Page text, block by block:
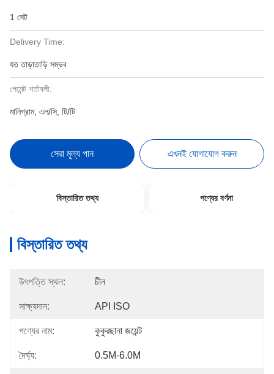
1 সেট
Delivery Time:
যত তাড়াতাড়ি সম্ভব
পেমেন্ট শর্তাবলী:
মানিগ্রাম, এল/সি, টি/টি
সেরা মূল্য পান এখনই যোগাযোগ করুন
বিস্তারিত তথ্য পণ্যের বর্ণনা
বিস্তারিত তথ্য
উৎপত্তি স্থল: চীন
সাক্ষ্যদান: API ISO
পণ্যের নাম: কুকুরছানা জয়েন্ট
দৈর্ঘ্য: 0.5M-6.0M